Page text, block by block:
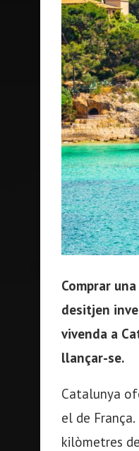
Comprar
desitjen
vivenda a
llançar-se.
Catalunya
el de
kilòmetres